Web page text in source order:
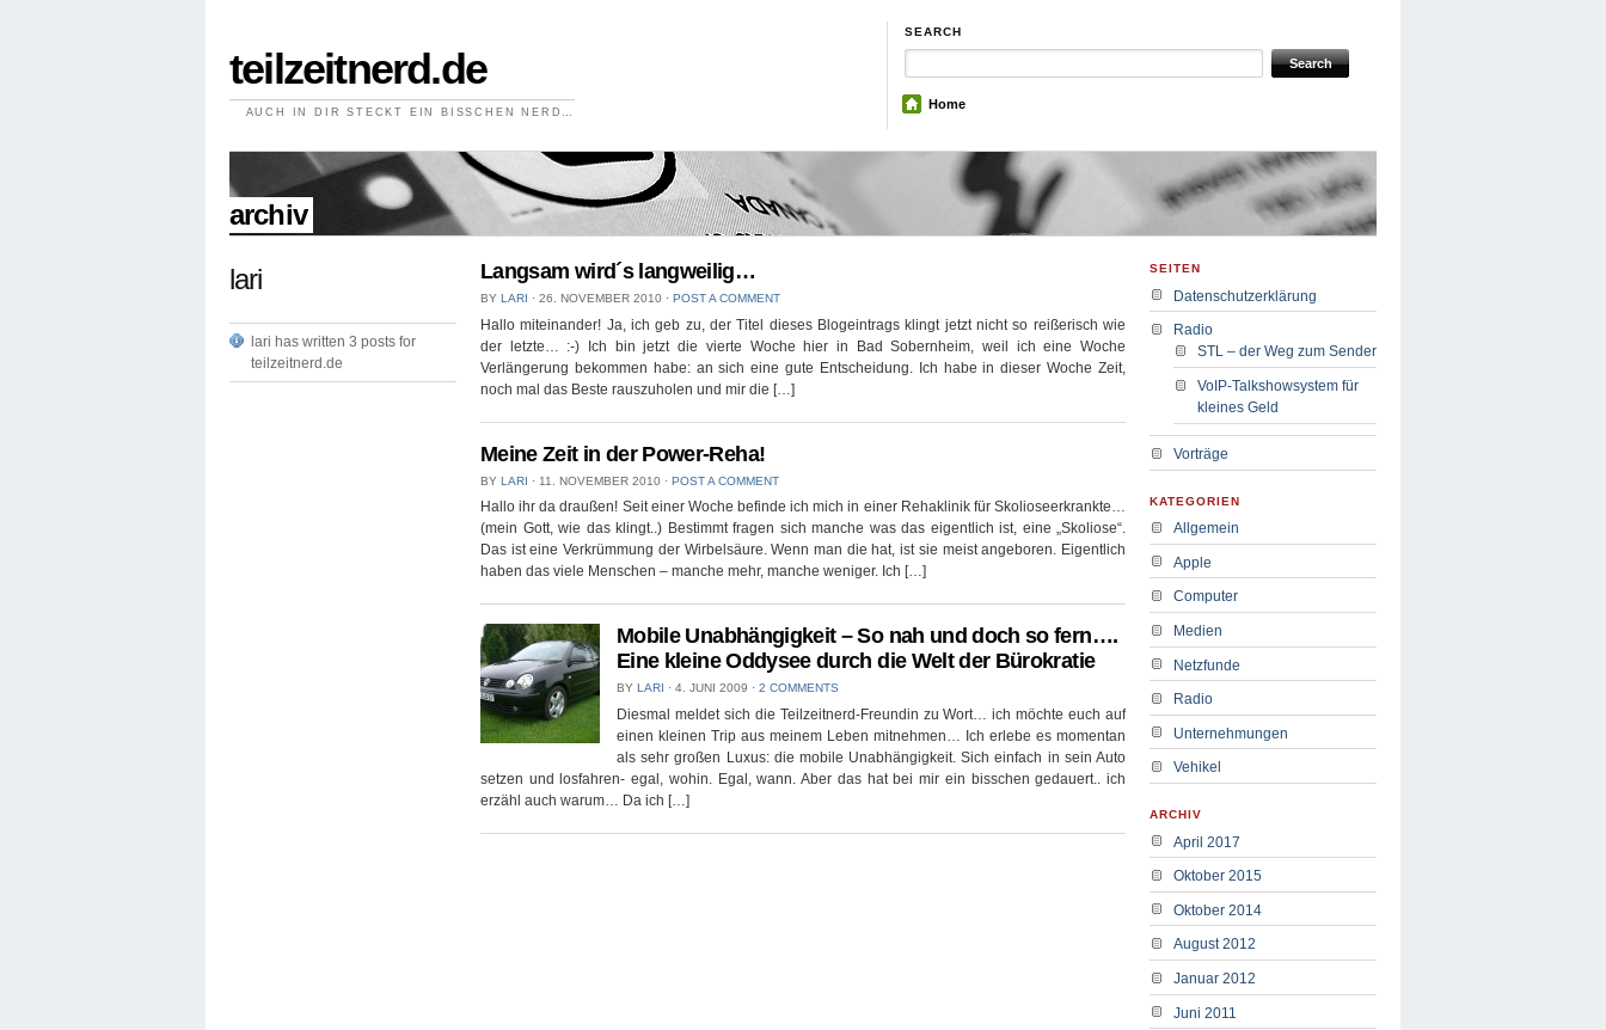
teilzeitnerd.de
AUCH IN DIR STECKT EIN BISSCHEN NERD…
SEARCH
Home
archiv
lari
lari has written 3 posts for
teilzeitnerd.de
Langsam wird´s langweilig…
BY LARI ⋅ 26. NOVEMBER 2010 ⋅ POST A COMMENT
Hallo miteinander! Ja, ich geb zu, der Titel dieses Blogeintrags klingt jetzt nicht so reißerisch wie
der letzte… :-) Ich bin jetzt die vierte Woche hier in Bad Sobernheim, weil ich eine Woche
Verlängerung bekommen habe: an sich eine gute Entscheidung. Ich habe in dieser Woche Zeit,
noch mal das Beste rauszuholen und mir die […]
Meine Zeit in der Power-Reha!
BY LARI ⋅ 11. NOVEMBER 2010 ⋅ POST A COMMENT
Hallo ihr da draußen! Seit einer Woche befinde ich mich in einer Rehaklinik für Skolioseerkrankte…
(mein Gott, wie das klingt..) Bestimmt fragen sich manche was das eigentlich ist, eine „Skoliose“.
Das ist eine Verkrümmung der Wirbelsäure. Wenn man die hat, ist sie meist angeboren. Eigentlich
haben das viele Menschen – manche mehr, manche weniger. Ich […]
Mobile Unabhängigkeit – So nah und doch so fern….
Eine kleine Oddysee durch die Welt der Bürokratie
BY LARI ⋅ 4. JUNI 2009 ⋅ 2 COMMENTS
Diesmal meldet sich die Teilzeitnerd-Freundin zu Wort… ich möchte euch auf
einen kleinen Trip aus meinem Leben mitnehmen… Ich erlebe es momentan
als sehr großen Luxus: die mobile Unabhängigkeit. Sich einfach in sein Auto
setzen und losfahren- egal, wohin. Egal, wann. Aber das hat bei mir ein bisschen gedauert.. ich
erzähl auch warum… Da ich […]
SEITEN
Datenschutzerklärung
Radio
STL – der Weg zum Sender
VoIP-Talkshowsystem für
kleines Geld
Vorträge
KATEGORIEN
Allgemein
Apple
Computer
Medien
Netzfunde
Radio
Unternehmungen
Vehikel
ARCHIV
April 2017
Oktober 2015
Oktober 2014
August 2012
Januar 2012
Juni 2011